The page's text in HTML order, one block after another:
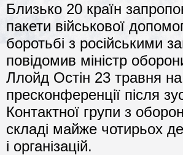
Близько 20 країн
пакети військової
боротьбі з російськими
повідомив міністр
Ллойд Остін 23 травня на
пресконференції після
Контактної групи з
складі майже чотирьох
і організацій.